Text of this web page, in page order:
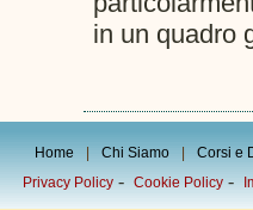
in un quadro
Home Chi Siamo
Corsi e
Privacy Policy- Cookie Policy-